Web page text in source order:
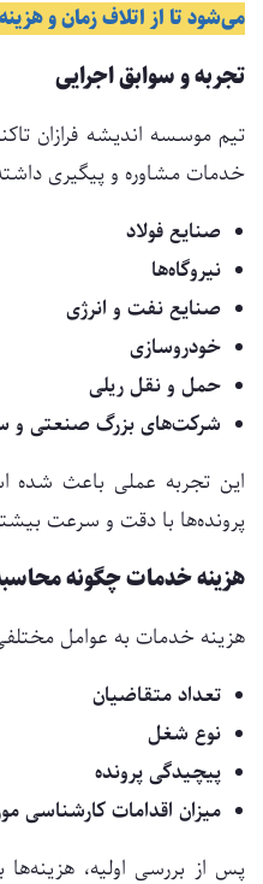
می‌شود تا از اتلاف زمان و
تجربه و سوابق اجرایی
تیم موسسه اندیشه فرازان
خدمات مشاوره و پیگیری
صنایع فولاد
نیروگاه‌ها
صنایع نفت و انرژی
خودروسازی
حمل و نقل ریلی
شرکت‌های بزرگ صنعتی و
این تجربه عملی باعث شده
پرونده‌ها با دقت و سرعت
هزینه خدمات چگونه
هزینه خدمات به عوامل
تعداد متقاضیان
نوع شغل
پیچیدگی پرونده
میزان اقدامات کارشناسی
پس از بررسی اولیه،